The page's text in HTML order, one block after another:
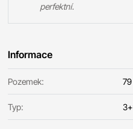
perfektní.
Informace
Pozemek:
Typ: